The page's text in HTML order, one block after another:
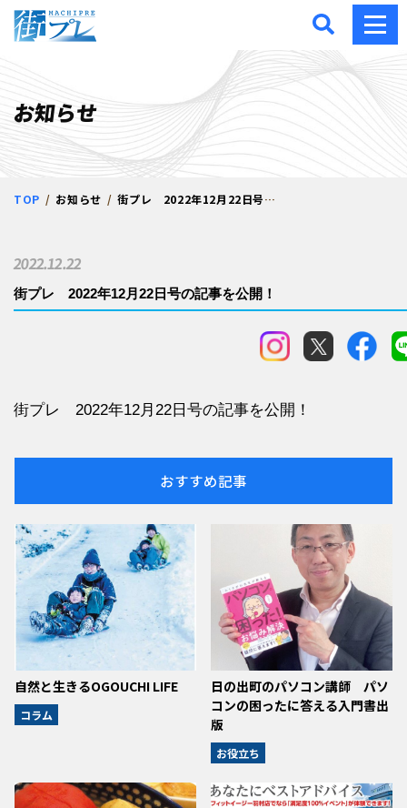
街プレ -東京・西多摩の
お知らせ
TOP お知らせ 街プレ 2022年12月22日号の記事を公開！
街プレ 2022年12月22日号の記事を公開！
2022.12.22
街プレ 2022年12月22日号の記事を公開！
おすすめ記事
自然と生きるOGOUCHI LIFE
コラム
日の出町のパソコン講師 パソ
コンの困ったに答える入門書出
版
お役立ち